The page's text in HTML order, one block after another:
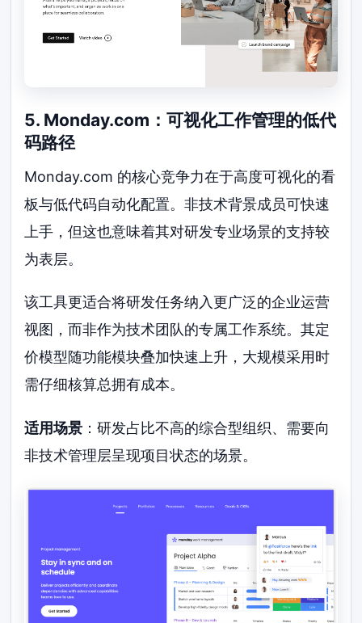
5. Monday.com：可视化工作管理的低代
码路径
Monday.com 的核心竞争力在于高度可视化的看
板与低代码自动化配置。非技术背景成员可快速
上手，但这也意味着其对研发专业场景的支持较
为表层。
该工具更适合将研发任务纳入更广泛的企业运营
视图，而非作为技术团队的专属工作系统。其定
价模型随功能模块叠加快速上升，大规模采用时
需仔细核算总拥有成本。
适用场景 ：研发占比不高的综合型组织、需要向
非技术管理层呈现项目状态的场景。